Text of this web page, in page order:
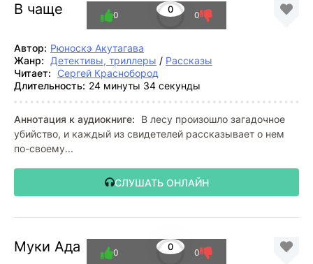
В чаще 0
0 0
Автор: Рюноскэ Акутагава
Жанр:
Детективы, триллеры / Рассказы
Читает: Сергей Краснобород
Длительность: 24 минуты 34 секунды
Аннотация к аудиокниге:
В лесу произошло загадочное
убийство, и каждый из свидетелей рассказывает о нем
по-своему...
СЛУШАТЬ ОНЛАЙН
Муки Ада 0
0 0